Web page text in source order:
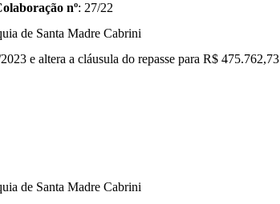
nº: 27/22
de Santa Madre Cabrini
e altera a cláusula do repasse para R$ 475.762,73
de Santa Madre Cabrini